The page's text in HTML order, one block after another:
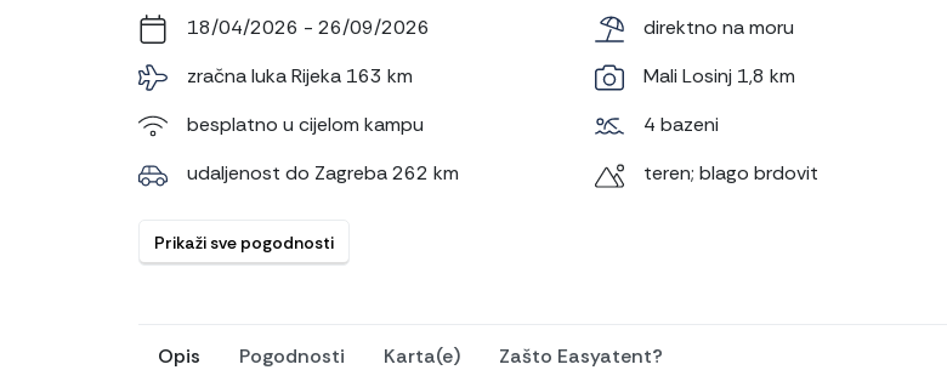
18/04/2026 - 26/09/2026
direktno na moru
zračna luka Rijeka 163 km
Mali Losinj 1,8 km
besplatno u cijelom kampu
4 bazeni
udaljenost do Zagreba 262 km
teren; blago brdovit
Prikaži sve pogodnosti
Opis Pogodnosti Karta(e) Zašto Easyatent?